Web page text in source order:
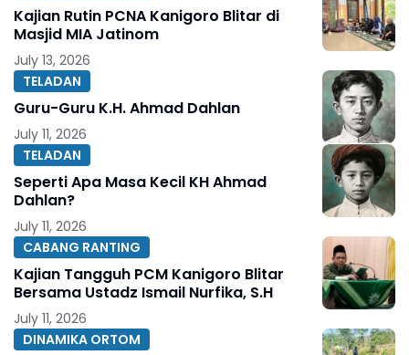
Kajian Rutin PCNA Kanigoro Blitar di
Masjid MIA Jatinom
July 13, 2026
TELADAN
Guru-Guru K.H. Ahmad Dahlan
July 11, 2026
TELADAN
Seperti Apa Masa Kecil KH Ahmad
Dahlan?
July 11, 2026
CABANG RANTING
Kajian Tangguh PCM Kanigoro Blitar
Bersama Ustadz Ismail Nurfika, S.H
July 11, 2026
DINAMIKA ORTOM